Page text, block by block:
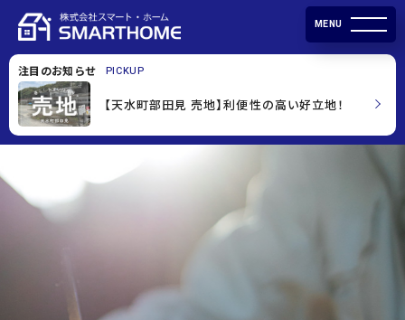
MENU
注目のお知らせ PICKUP
渡せる絶景の土地
会」を開催します！
【天水町部田見 売地】利便性の高い好立地！
渡せる絶景の土地
この夏だからこそ体感してほしい「ひんやり体感